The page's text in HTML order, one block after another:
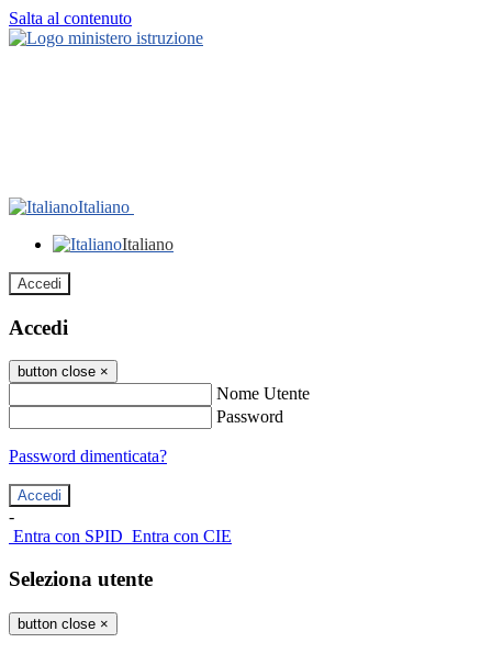
Salta al contenuto
Italiano
Italiano
Accedi
Accedi
button close ×
Nome Utente
Password
Password dimenticata?
-
Entra con SPID Entra con CIE
Seleziona utente
button close ×